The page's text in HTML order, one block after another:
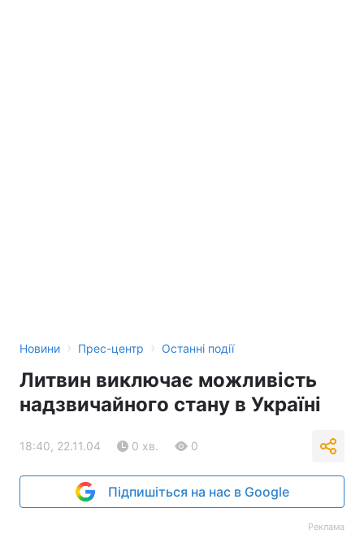
Новини › Прес-центр › Останні події
Литвин виключає можливість
надзвичайного стану в Україні
18:40, 22.11.04 0 хв. 0
Підпишіться на нас в Google
Реклама